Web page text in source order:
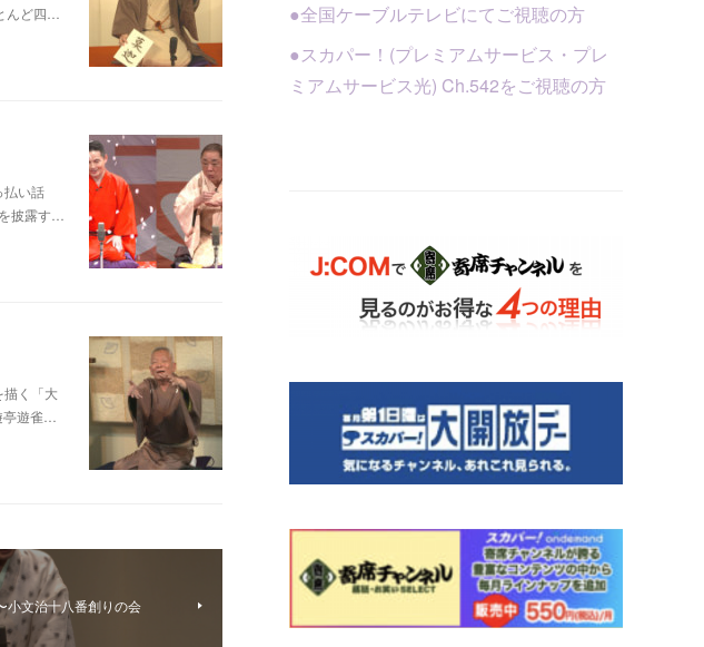
ど四…
払い話
披露す…
く「大
遊雀…
小文治十八番創りの会
●全国ケーブルテレビにてご視聴の方
●スカパー！(プレミアムサービス・プレ
ミアムサービス光) Ch.542をご視聴の方